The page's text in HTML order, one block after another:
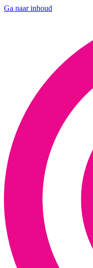
Ga naar inhoud